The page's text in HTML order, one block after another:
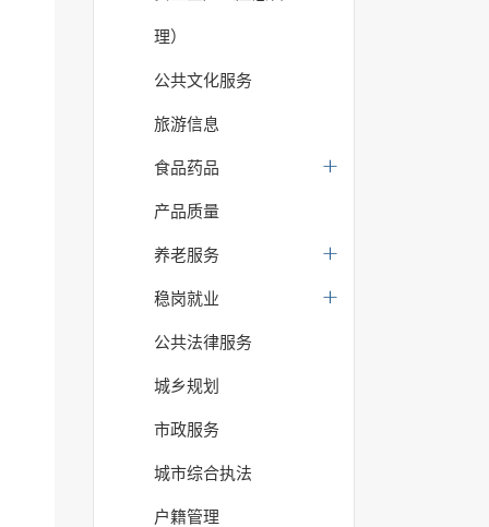
理）
公共文化服务
旅游信息
食品药品
产品质量
养老服务
稳岗就业
公共法律服务
城乡规划
市政服务
城市综合执法
户籍管理